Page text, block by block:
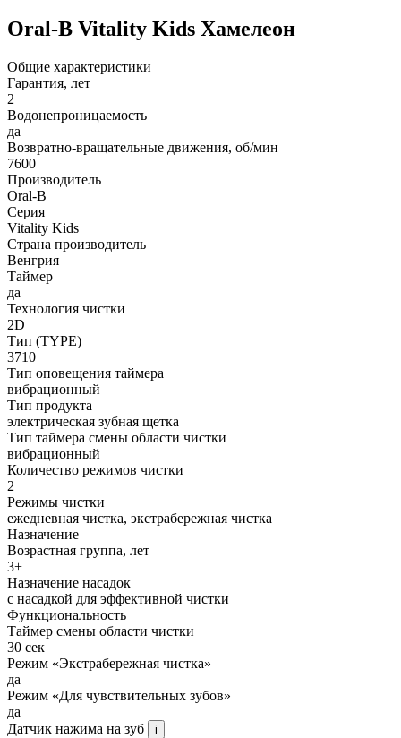
Oral-B Vitality Kids Хамелеон
Общие характеристики
Гарантия, лет
2
Водонепроницаемость
да
Возвратно-вращательные движения, об/мин
7600
Производитель
Oral-B
Серия
Vitality Kids
Страна производитель
Венгрия
Таймер
да
Технология чистки
2D
Тип (TYPE)
3710
Тип оповещения таймера
вибрационный
Тип продукта
электрическая зубная щетка
Тип таймера смены области чистки
вибрационный
Количество режимов чистки
2
Режимы чистки
ежедневная чистка, экстрабережная чистка
Назначение
Возрастная группа, лет
3+
Назначение насадок
с насадкой для эффективной чистки
Функциональность
Таймер смены области чистки
30 сек
Режим «Экстрабережная чистка»
да
Режим «Для чувствительных зубов»
да
Датчик нажима на зуб
i